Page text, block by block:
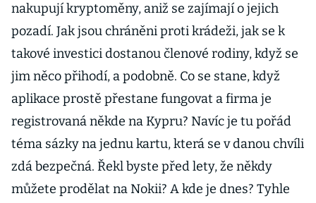
nakupují kryptoměny, aniž se zajímají o jejich
pozadí. Jak jsou chráněni proti krádeži, jak se k
takové investici dostanou členové rodiny, když se
jim něco přihodí, a podobně. Co se stane, když
aplikace prostě přestane fungovat a firma je
registrovaná někde na Kypru? Navíc je tu pořád
téma sázky na jednu kartu, která se v danou chvíli
zdá bezpečná. Řekl byste před lety, že někdy
můžete prodělat na Nokii? A kde je dnes? Tyhle